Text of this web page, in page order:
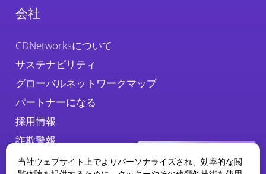
会社
CDNetworksについて
サステナビリティ
グローバルネットワークマップ
パートナーになる
採用情報
詐欺警報
当社ウェブサイト上でよりパーソナライズされ、効率的な閲